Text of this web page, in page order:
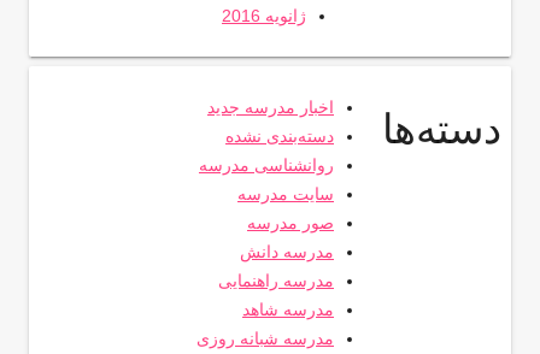
ژانویه 2016
دسته‌ها
اخبار مدرسه جدید
دسته‌بندی نشده
روانشناسی مدرسه
سایت مدرسه
صور مدرسه
مدرسه دانش
مدرسه راهنمایی
مدرسه شاهد
مدرسه شبانه روزی